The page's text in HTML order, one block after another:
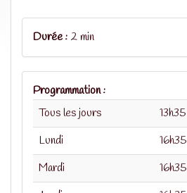
Durée : 2 min
Programmation :
Tous les jours
13h35
Lundi
16h35
Mardi
16h35